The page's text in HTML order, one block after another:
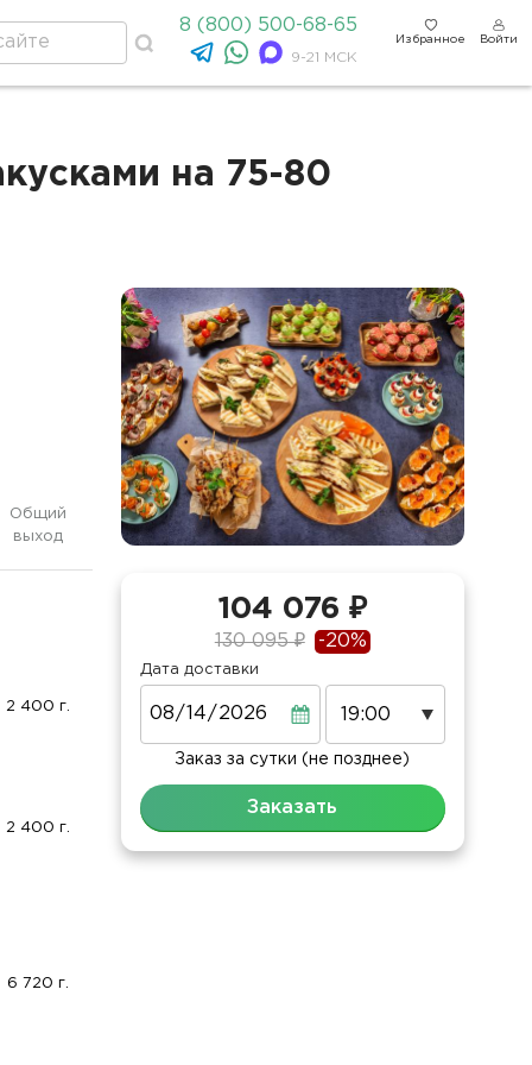
8 (800) 500-68-65
9-21 МСК
Избранное Войти
на 75-80
Общий
выход
2 400 г.
2 400 г.
6 720 г.
104 076 ₽
130 095 ₽ -20%
Дата доставки
Заказ за сутки (не позднее)
Заказать